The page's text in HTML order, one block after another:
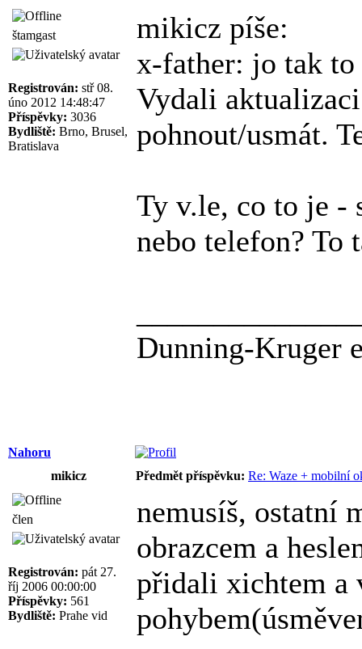
štamgast
Registrován: stř 08.
úno 2012 14:48:47
Příspěvky: 3036
Bydliště: Brno, Brusel,
Bratislava
mikicz píše:
x-father: jo tak to
Vydali
pohnout/usmát.
Ty v.le, co to je -
nebo telefon? To
Dunning-Kruger
Nahoru
mikicz
Předmět příspěvku: Re: Waze + mobilní
člen
Registrován: pát 27.
říj 2006 00:00:00
Příspěvky: 561
Bydliště: Prahe vid
nemusíš, ostatní
obrazcem a
přidali xichtem a